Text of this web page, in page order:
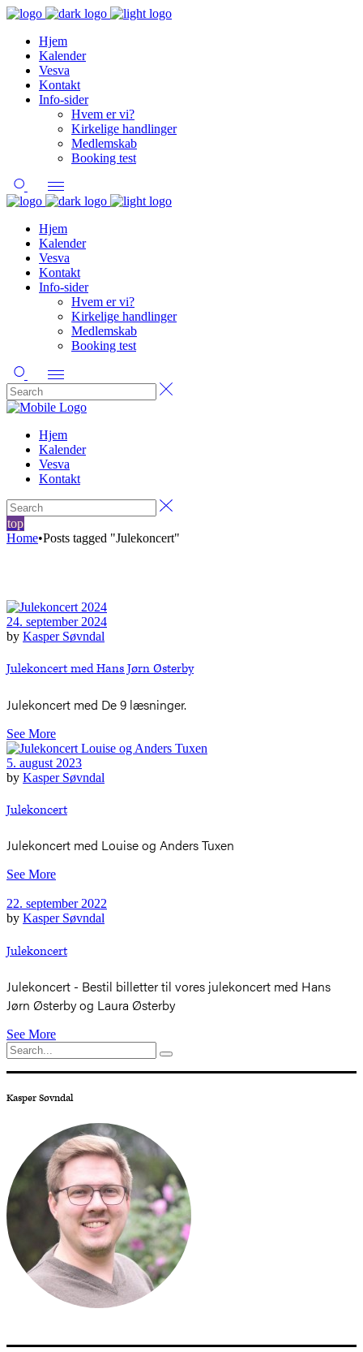
Hjem
Kalender
Vesva
Kontakt
Info-sider
Hvem er vi?
Kirkelige handlinger
Medlemskab
Booking test
Hjem
Kalender
Vesva
Kontakt
Info-sider
Hvem er vi?
Kirkelige handlinger
Medlemskab
Booking test
Hjem
Kalender
Vesva
Kontakt
top
Home•Posts tagged "Julekoncert"
24. september 2024
by Kasper Søvndal
Julekoncert med Hans Jørn Østerby
Julekoncert med De 9 læsninger.
See More
5. august 2023
by Kasper Søvndal
Julekoncert
Julekoncert med Louise og Anders Tuxen
See More
22. september 2022
by Kasper Søvndal
Julekoncert
Julekoncert - Bestil billetter til vores julekoncert med Hans
Jørn Østerby og Laura Østerby
See More
Search
for:
Kasper Søvndal